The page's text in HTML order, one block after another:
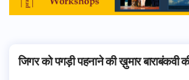
जिगर को पगड़ी पहनाने की ख़ुमार बाराबंकवी